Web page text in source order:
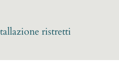
ristretti